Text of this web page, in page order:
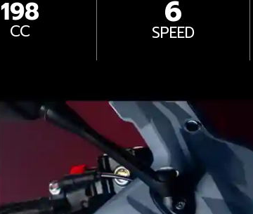
198
CC 6
SPEED